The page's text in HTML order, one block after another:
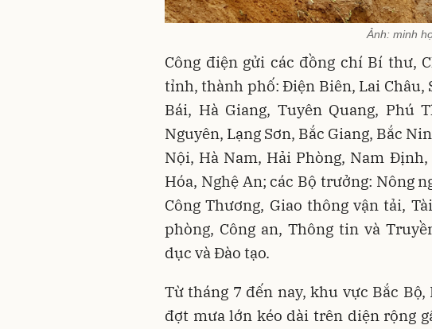
Ảnh: minh
Công điện gửi các đồng chí Bí thư,
tỉnh, thành phố: Điện Biên, Lai Châu,
Bái, Hà Giang, Tuyên Quang, Phú
Nguyên, Lạng Sơn, Bắc Giang, Bắc
Nội, Hà Nam, Hải Phòng, Nam
Hóa, Nghệ An; các Bộ trưởng: Nông
Công Thương, Giao thông vận tải,
phòng, Công an, Thông tin và
dục và Đào tạo.
Từ tháng 7 đến nay, khu vực Bắc
đợt mưa lớn kéo dài trên diện rộng